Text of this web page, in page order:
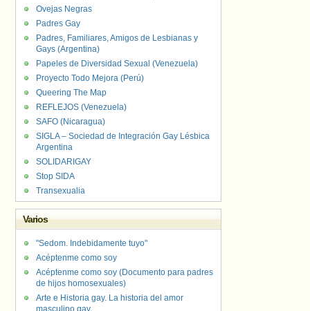
Ovejas Negras
Padres Gay
Padres, Familiares, Amigos de Lesbianas y
Gays (Argentina)
Papeles de Diversidad Sexual (Venezuela)
Proyecto Todo Mejora (Perú)
Queering The Map
REFLEJOS (Venezuela)
SAFO (Nicaragua)
SIGLA – Sociedad de Integración Gay Lésbica
Argentina
SOLIDARIGAY
Stop SIDA
Transexualia
Varios
"Sedom. Indebidamente tuyo"
Acéptenme como soy
Acéptenme como soy (Documento para padres
de hijos homosexuales)
Arte e Historia gay. La historia del amor
masculino gay.